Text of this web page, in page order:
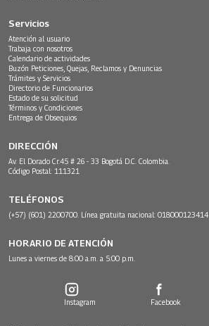
Servicios
Atención al usuario
Trabaja con nosotros
Calendario de actividades
Buzón Peticiones, Quejas, Reclamos y Denuncias
Trámites y Servicios
Directorio de Funcionarios
Estado de su solicitud
Términos y Condiciones
Entrega de Obsequios
DIRECCIÓN
Av. El Dorado Cr.45 # 26 - 33 Bogotá D.C. Colombia.
Código Postal: 111321
TELÉFONOS
(+57) (601) 2200700. Línea gratuita nacional: 018000123414
HORARIO DE ATENCIÓN
Lunes a viernes de 8:00 a.m. a 5:00 p.m.
Instagram Facebook